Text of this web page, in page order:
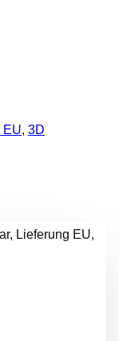
EU, 3D
Lieferung EU,